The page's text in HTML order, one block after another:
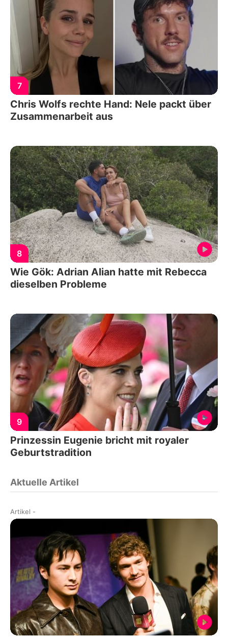
7
Chris Wolfs rechte Hand: Nele packt über
Zusammenarbeit aus
8
Wie Gök: Adrian Alian hatte mit Rebecca
dieselben Probleme
9
Prinzessin Eugenie bricht mit royaler
Geburtstradition
Aktuelle Artikel
Artikel -